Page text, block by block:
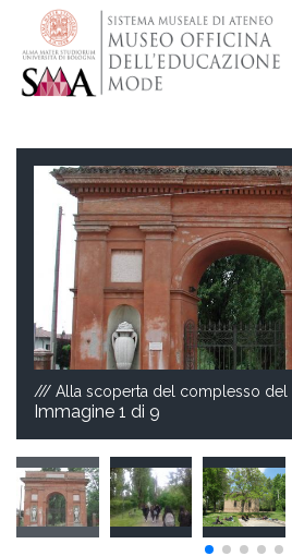
contenuto
principale
/// Alla scoperta del complesso del
Immagine 1 di 9